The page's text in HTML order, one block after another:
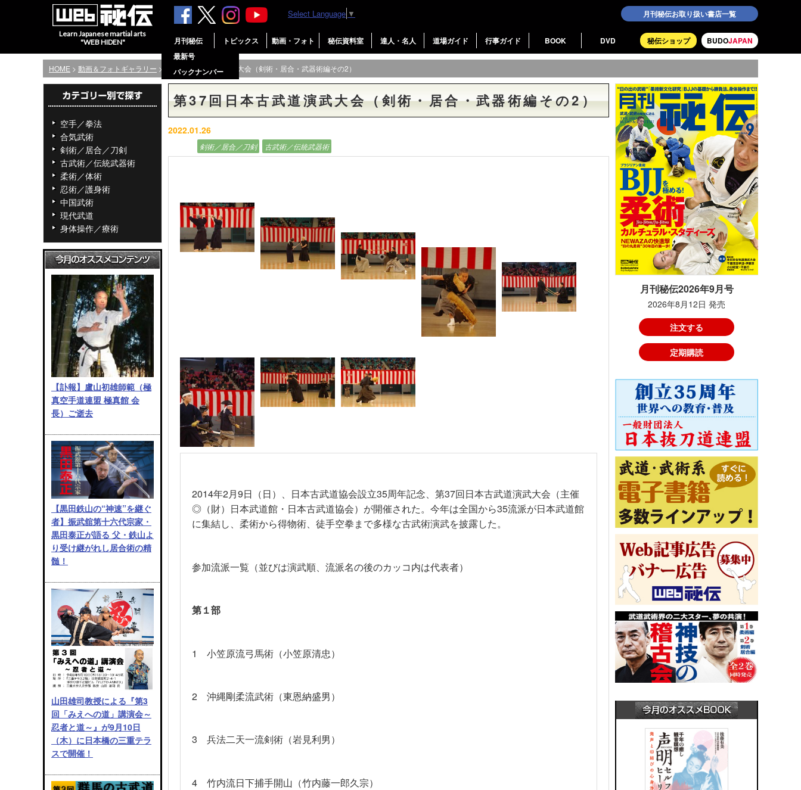
Learn Japanese martial arts
"WEB HIDEN"
月刊秘伝お取り扱い書店一覧
BUDOJAPAN
秘伝ショップ
月刊秘伝
最新号
バックナンバー
トピックス 動画・フォト 秘伝資料室 達人・名人 道場ガイド 行事ガイド BOOK DVD
Select Language ▼
HOME > 動画＆フォトギャラリー > 第37回日本古武道演武大会（剣術・居合・武器術編その2）
空手／拳法
合気武術
剣術／居合／刀剣
古武術／伝統武器術
柔術／体術
忍術／護身術
中国武術
現代武道
身体操作／療術
【訃報】盧山初雄師範（極
真空手道連盟 極真館 会
長）ご逝去
【黒田鉄山の“神速”を継ぐ
者】振武舘第十六代宗家・
黒田泰正が語る 父・鉄山よ
り受け継がれし居合術の精
髄！
山田雄司教授による『第3
回「みえへの道」講演会～
忍者と道～』が9月10日
（木）に日本橋の三重テラ
スで開催！
第37回日本古武道演武大会（剣術・居合・武器術編その2）
2022.01.26
剣術／居合／刀剣 古武術／伝統武器術
2014年2月9日（日）、日本古武道協会設立35周年記念、第37回日本古武道演武大会（主催
◎（財）日本武道館・日本古武道協会）が開催された。今年は全国から35流派が日本武道館
に集結し、柔術から得物術、徒手空拳まで多様な古武術演武を披露した。
参加流派一覧（並びは演武順、流派名の後のカッコ内は代表者）
第１部
1 小笠原流弓馬術（小笠原清忠）
2 沖縄剛柔流武術（東恩納盛男）
3 兵法二天一流剣術（岩見利男）
4 竹内流日下捕手開山（竹内藤一郎久宗）
月刊秘伝2026年9月号
2026年8月12日 発売
注文する
定期購読